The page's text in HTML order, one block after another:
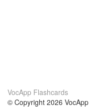
VocApp Flashcards
© Copyright 2026 VocApp